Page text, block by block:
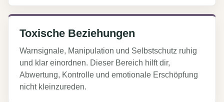
Toxische Beziehungen
Warnsignale, Manipulation und Selbstschutz ruhig
und klar einordnen. Dieser Bereich hilft dir,
Abwertung, Kontrolle und emotionale Erschöpfung
nicht kleinzureden.